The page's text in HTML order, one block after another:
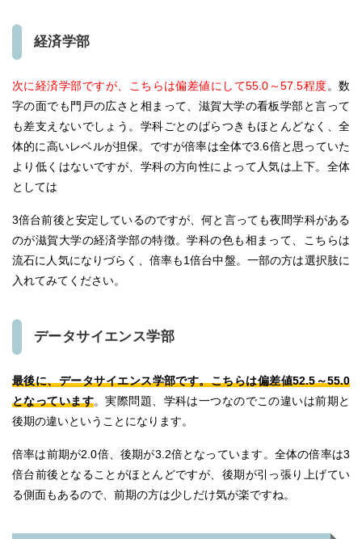
経済学部
次に経済学部ですが、こちらは偏差値にして55.0～57.5程度。数
字の面でも門戸の広さと相まって、滋賀大学の看板学部と言って
も差支えないでしょう。学科ごとのばらつきもほとんどなく、全
体的に高いレベルが担保。ですが倍率は全体で3.6倍と思っていた
より低くはないですが、学科の方向性によって人気は上下。全体
としては
3倍台前後と安定しているのですが、何と言っても夜間学科がある
のが滋賀大学の経済学部の特徴。学科の色も相まって、こちらは
流石に人気になりづらく、倍率も1倍台中盤。一部の方は選択肢に
入れてみてください。
データサイエンス学部
最後に、データサイエンス学部です。こちらは偏差値52.5～55.0
となっています。実際問題、学科は一つなのでこの違いは前期と
後期の違いということになります。
倍率は前期が2.0倍、後期が3.2倍となっています。全体の倍率は3
倍台前後となることがほとんどですが、後期が引っ張り上げてい
る側面もあるので、前期の方は少しだけ気が楽ですね。